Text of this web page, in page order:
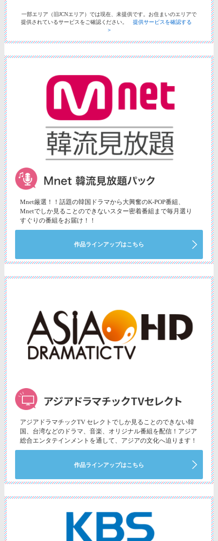
一部エリア（旧JCNエリア）では現在、未提供です。お住まいのエリアで
提供されているサービスをご確認ください。提供サービスを確認する
＞
Mnet厳選！！話題の韓国ドラマから大興奮のK-POP番組、
Mnetでしか見ることのできないスター密着番組まで毎月選り
すぐりの番組をお届け！！
作品ラインアップはこちら
アジアドラマチックTV セレクトでしか見ることのできない韓
国、台湾などのドラマ、音楽、オリジナル番組を配信！アジア
総合エンタテインメントを通して、アジアの文化へ迫ります！
作品ラインアップはこちら